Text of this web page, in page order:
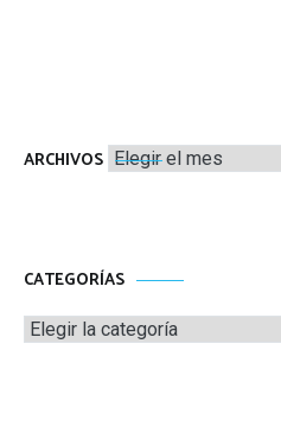
ARCHIVOS Archivos
CATEGORÍAS
Categorías